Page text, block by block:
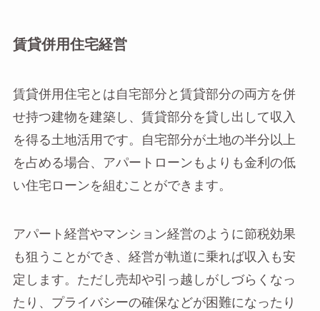
賃貸併用住宅経営
賃貸併用住宅とは自宅部分と賃貸部分の両方を併
せ持つ建物を建築し、賃貸部分を貸し出して収入
を得る土地活用です。自宅部分が土地の半分以上
を占める場合、アパートローンもよりも金利の低
い住宅ローンを組むことができます。
アパート経営やマンション経営のように節税効果
も狙うことができ、経営が軌道に乗れば収入も安
定します。ただし売却や引っ越しがしづらくなっ
たり、プライバシーの確保などが困難になったり